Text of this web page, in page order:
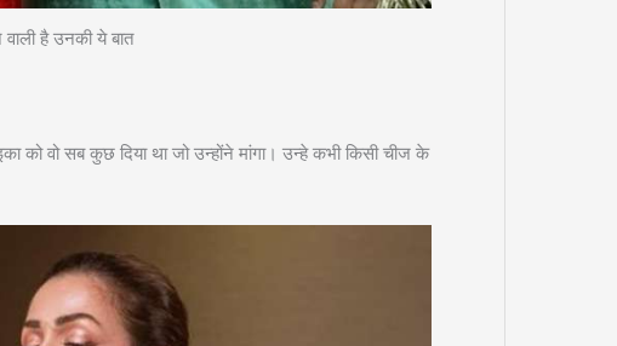
है उनकी ये बात
को वो सब कुछ दिया था जो उन्होंने मांगा। उन्हे कभी किसी चीज के